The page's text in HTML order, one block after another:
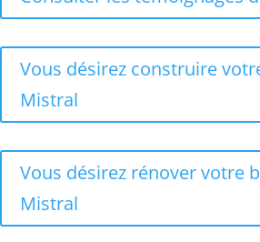
Vous désirez construire
Mistral
Vous désirez rénover votre
Mistral